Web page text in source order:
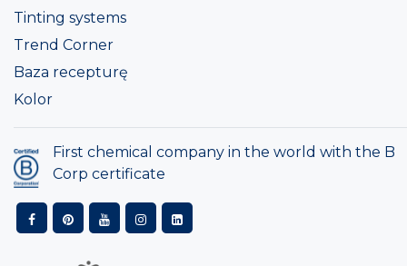
Tinting systems
Trend Corner
Baza recepturę
Kolor
First chemical company in the world with the B
Corp certificate